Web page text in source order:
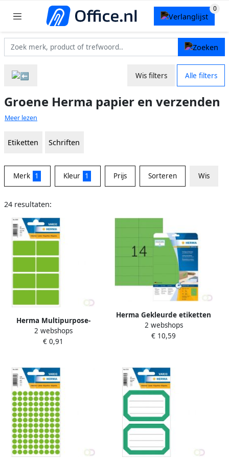
Wis filters Alle filters
Groene Herma papier en verzenden
Meer lezen
Etiketten Schriften
Merk 1 Kleur 1 Prijs Sorteren Wis
24 resultaten:
Herma Multipurpose-
etiketten 25 x 40 mm groen
permanent hechtend om
2 webshops
€ 0,91
Herma Gekleurde etiketten
A4 105 x 42 3 mm groen
verwijderbaar
2 webshops
€ 10,59